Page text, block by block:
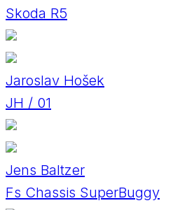
Skoda R5
Jaroslav Hošek
JH / 01
Jens Baltzer
Fs Chassis SuperBuggy